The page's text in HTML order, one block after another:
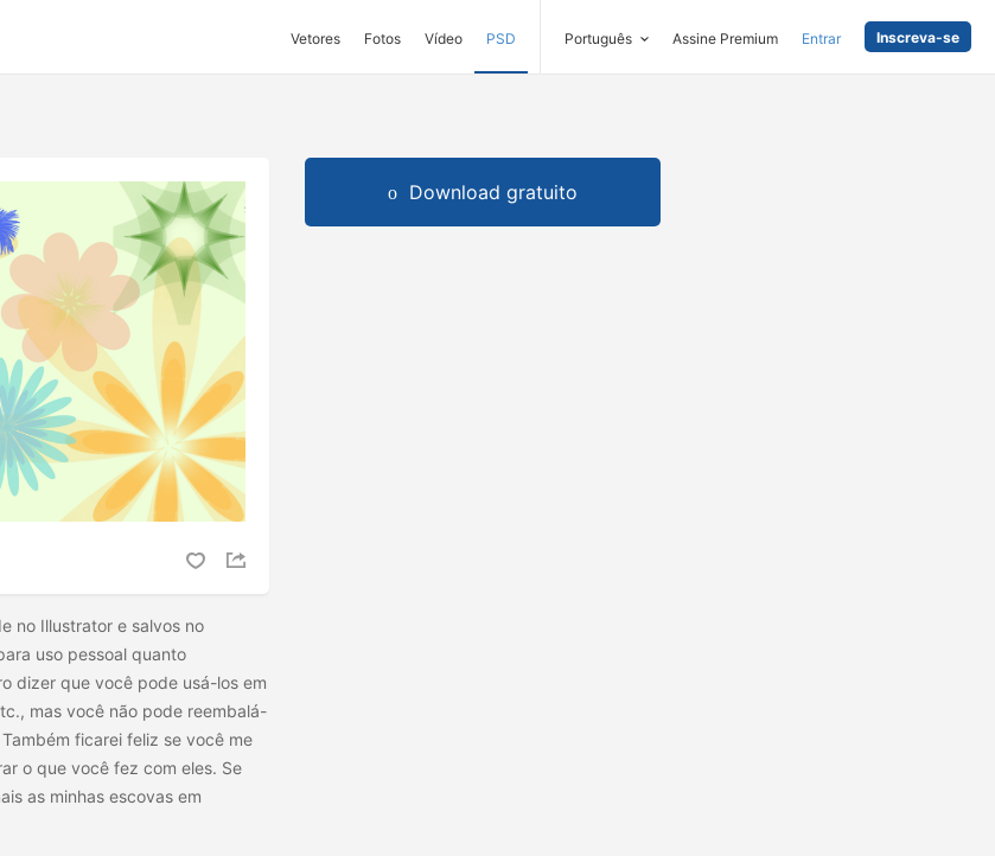
Vetores Fotos Vídeo PSD Português Assine Premium Entrar Inscreva-se
no Illustrator e salvos no
uso pessoal quanto
dizer que você pode usá-los em
mas você não pode reembalá-
ficarei feliz se você me
o que você fez com eles. Se
as minhas escovas em
Download gratuito